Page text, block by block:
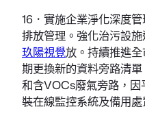
16．實施企業淨化深度
排放管理。強化治污設
玖陽視覺放。持續推進
期更換新的資料旁路清
和含VOCs廢氣旁路，
裝在線監控系統及備用處